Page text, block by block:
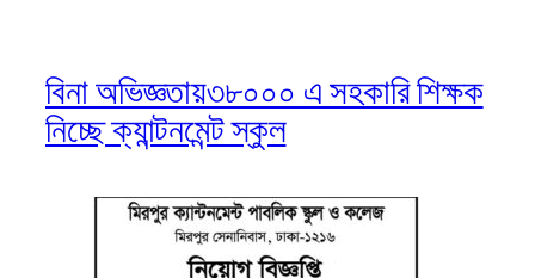
বিনা অভিজ্ঞতায়৩৮০০০ এ সহকারি শিক্ষক
নিচ্ছে ক্যান্টনমেন্ট স্কুল